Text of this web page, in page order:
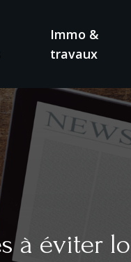
Immo &
travaux
à éviter